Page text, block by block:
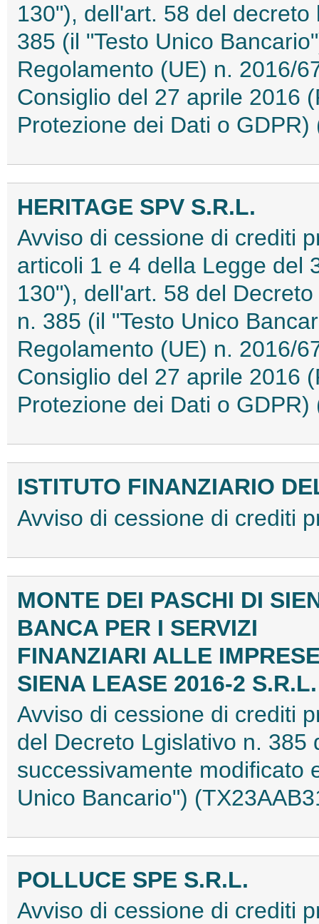
130"), dell'art. 58 del
385 (il "Testo Unico
Regolamento (UE) n. 2016/
Consiglio del 27 aprile 2016
Protezione dei Dati o GDPR)
HERITAGE SPV S.R.L.
Avviso di cessione di crediti
articoli 1 e 4 della Legge del
130"), dell'art. 58 del
n. 385 (il "Testo Unico
Regolamento (UE) n. 2016/
Consiglio del 27 aprile 2016
Protezione dei Dati o GDPR)
ISTITUTO FINANZIARIO
Avviso di cessione di crediti
MONTE DEI PASCHI DI
BANCA PER I SERVIZI
FINANZIARI ALLE
SIENA LEASE 2016-2 S.R.L.
Avviso di cessione di crediti
del Decreto Lgislativo n. 385
successivamente modificato
Unico Bancario")
POLLUCE SPE S.R.L.
Avviso di cessione di crediti